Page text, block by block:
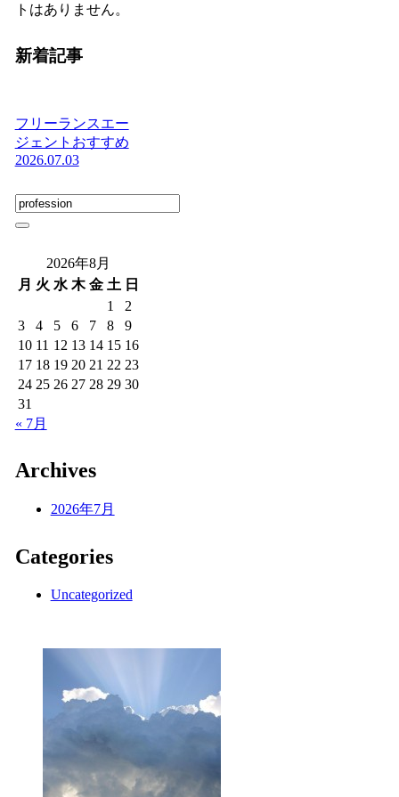
トはありません。
新着記事
フリーランスエー
ジェントおすすめ
2026.07.03
2026年8月
月 火 水 木 金 土 日
1
2
3
4 5 6 7 8
9
10 11 12 13 14 15 16
17 18 19 20 21 22 23
24 25 26 27 28 29 30
31
« 7月
Archives
2026年7月
Categories
Uncategorized